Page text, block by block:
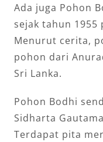
Ada juga Pohon
sejak tahun 1955
Menurut cerita,
pohon dari
Sri Lanka.
Pohon Bodhi
Sidharta
Terdapat pita